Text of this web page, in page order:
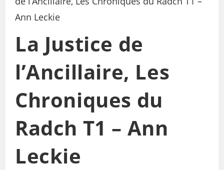
La Justice de
l’Ancillaire, Les
Chroniques du
Radch T1 – Ann
Leckie